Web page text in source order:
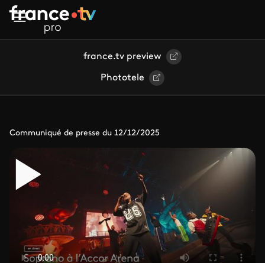
Aller au contenu principal
france.tv preview
Phototele
Communiqué de presse du 12/12/2025